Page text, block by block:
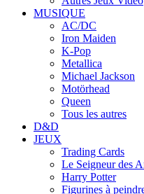
MUSIQUE
AC/DC
Iron Maiden
K-Pop
Metallica
Michael Jackson
Motörhead
Queen
Tous les autres
D&D
JEUX
Trading Cards
Le Seigneur des
Harry Potter
Figurines à